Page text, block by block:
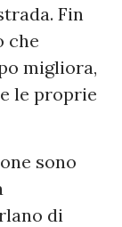
Fin
che
migliora,
le proprie
sono
di